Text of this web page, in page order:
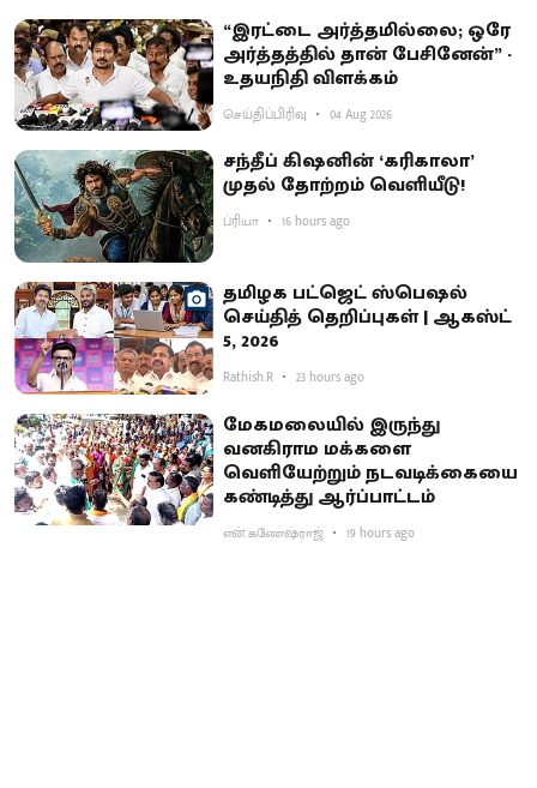
“இரட்டை அர்த்தமில்லை; ஒரே
அர்த்தத்தில் தான் பேசினேன்” -
உதயநிதி விளக்கம்
செய்திப்பிரிவு 04 Aug 2026
சந்தீப் கிஷனின் ‘கரிகாலா’
முதல் தோற்றம் வெளியீடு!
ப்ரியா 16 hours ago
தமிழக பட்ஜெட் ஸ்பெஷல்
செய்தித் தெறிப்புகள் | ஆகஸ்ட்
5, 2026
Rathish.R 23 hours ago
மேகமலையில் இருந்து
வனகிராம மக்களை
வெளியேற்றும் நடவடிக்கையை
கண்டித்து ஆர்ப்பாட்டம்
என்.கணேஷ்ராஜ் 19 hours ago